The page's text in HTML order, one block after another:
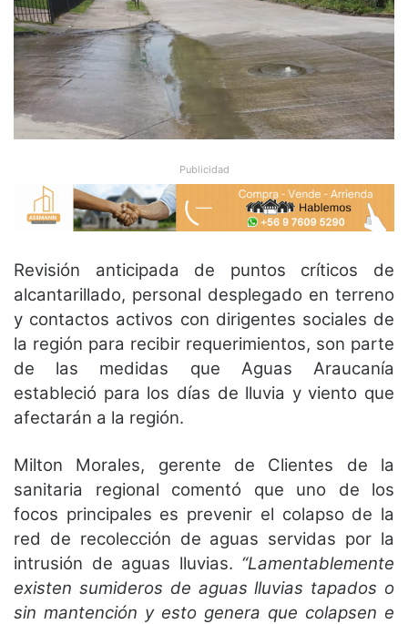
Publicidad
Revisión anticipada de puntos críticos de
alcantarillado, personal desplegado en terreno
y contactos activos con dirigentes sociales de
la región para recibir requerimientos, son parte
de las medidas que Aguas Araucanía
estableció para los días de lluvia y viento que
afectarán a la región.
Milton Morales, gerente de Clientes de la
sanitaria regional comentó que uno de los
focos principales es prevenir el colapso de la
red de recolección de aguas servidas por la
intrusión de aguas lluvias. “Lamentablemente
existen sumideros de aguas lluvias tapados o
sin mantención y esto genera que colapsen e